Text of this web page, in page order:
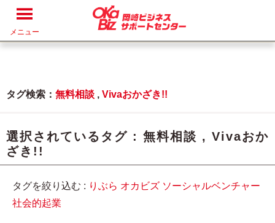
メニュー
タグ検索： 無料相談 , Vivaおかざき!!
選択されているタグ : 無料相談 , Vivaおか
ざき!!
タグを絞り込む : りぶら オカビズ ソーシャルベンチャー
社会的起業